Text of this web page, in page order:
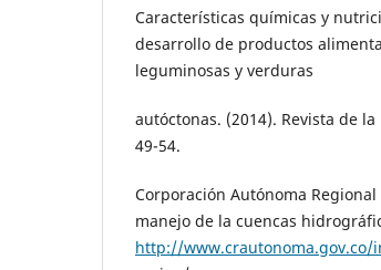
Características químicas y
desarrollo de productos
leguminosas y verduras
autóctonas. (2014). Revista de
49-54.
Corporación Autónoma
manejo de la cuencas
http://www.crautonoma.gov.co/